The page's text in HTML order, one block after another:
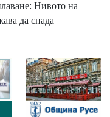
Нивото на
да спада